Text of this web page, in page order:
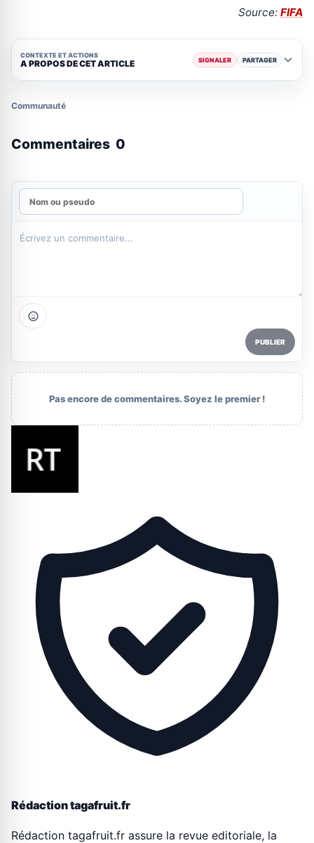
Source: FIFA
CONTEXTE ET ACTIONS
A PROPOS DE CET ARTICLE SIGNALER PARTAGER
Communauté
Commentaires 0
PUBLIER
Pas encore de commentaires. Soyez le premier !
Rédaction tagafruit.fr
Rédaction tagafruit.fr assure la revue editoriale, la